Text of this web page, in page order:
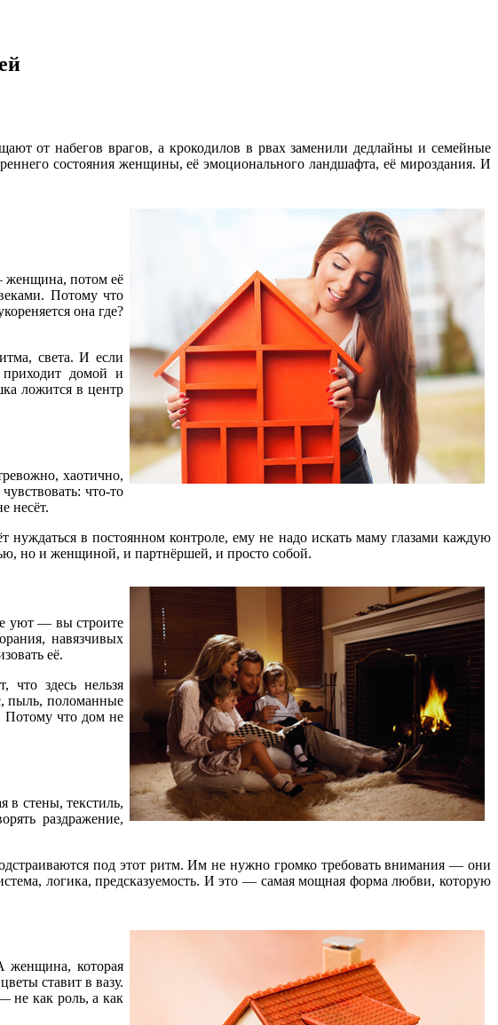
от набегов врагов, а крокодилов в рвах заменили дедлайны и семейные
состояния женщины, её эмоционального ландшафта, её мироздания. И
женщина, потом её
Потому что
она где?
света. И если
домой и
ложится в центр
хаотично,
что-то
несёт.
в постоянном контроле, ему не надо искать маму глазами каждую
но и женщиной, и партнёршей, и просто собой.
уют — вы строите
навязчивых
её.
что здесь нельзя
пыль, поломанные
Потому что дом не
в стены, текстиль,
раздражение,
под этот ритм. Им не нужно громко требовать внимания — они
логика, предсказуемость. И это — самая мощная форма любви, которую
женщина, которая
ставит в вазу.
не как роль, а как